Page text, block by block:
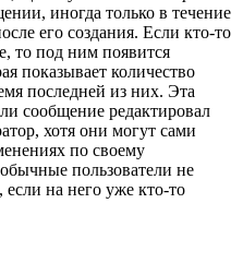
иногда только в течение
его создания. Если кто-то
то под ним появится
показывает количество
последней из них. Эта
сообщение редактировал
хотя они могут сами
по своему
пользователи не
на него уже кто-то